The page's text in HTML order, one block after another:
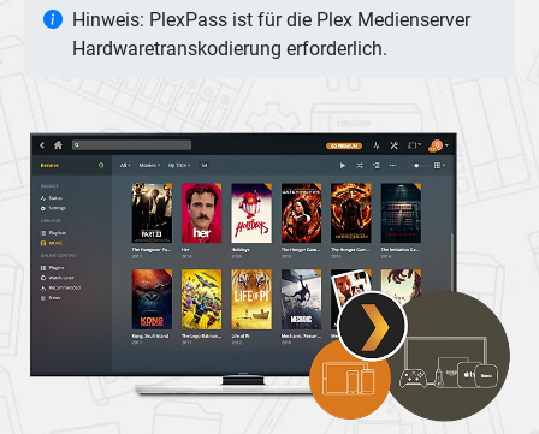
Hinweis: PlexPass ist für die Plex Medienserver
Hardwaretranskodierung erforderlich.